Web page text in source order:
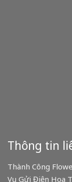
Thông tin
Thành Công
Vụ Gửi Điện Hoa